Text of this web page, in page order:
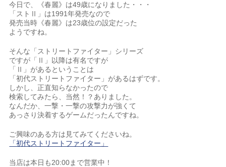
今日で、《春麗》は49歳になりました・・・
「ストⅡ」は1991年発売なので
発売当時《春麗》は23歳位の設定だった
ようですね。
そんな「ストリートファイター」シリーズ
ですが「Ⅱ」以降は有名ですが
「Ⅱ」があるということは
「初代ストリートファイター」があるはずです。
しかし、正直知らなかったので
検索してみたら、当然！？ありました。
なんだか、一撃・一撃の攻撃力が強くて
あっさり決着するゲームだったんですね。
ご興味のある方は見てみてくださいね。
「初代ストリートファイター」
当店は本日も20:00まで営業中！